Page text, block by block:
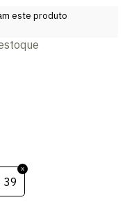
este produto
39